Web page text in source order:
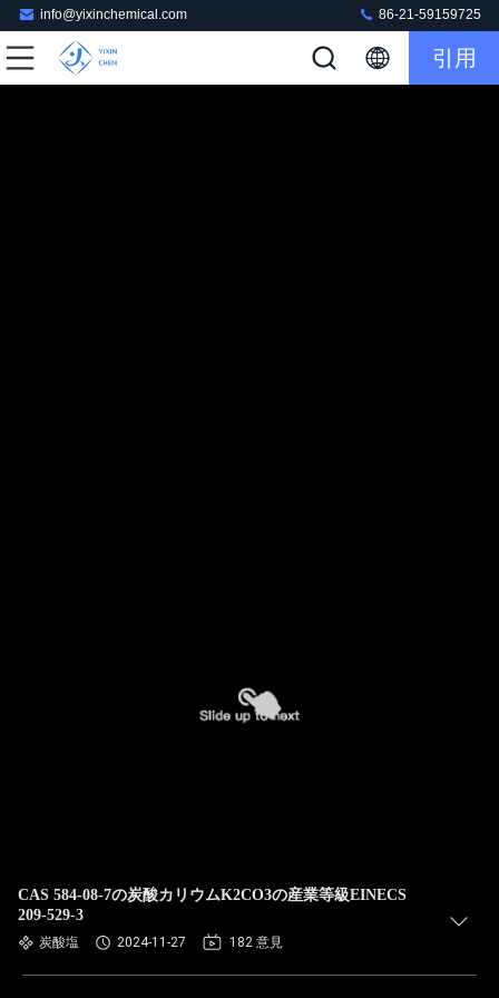
info@yixinchemical.com 86-21-59159725
引用
CAS 584-08-7の炭酸カリウムK2CO3の産業等級EINECS
209-529-3
炭酸塩 2024-11-27 182 意見